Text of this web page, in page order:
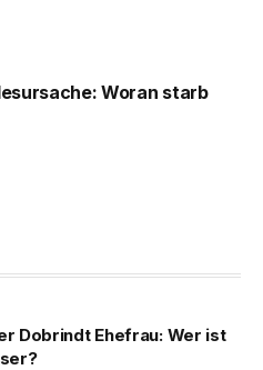
Woran starb
Dobrindt Ehefrau: Wer ist